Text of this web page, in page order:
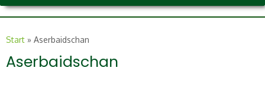
Start » Aserbaidschan
Aserbaidschan